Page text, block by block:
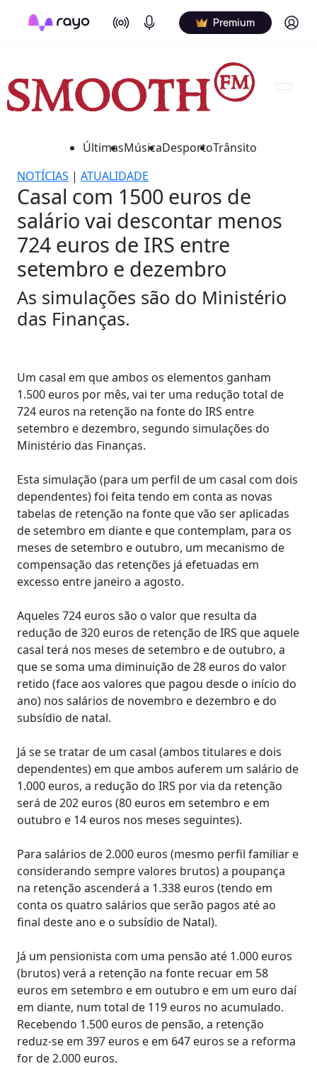
On Air Podcasts Premium Log in
ÚltimasMúsicaDesportoTrânsito
NOTÍCIAS | ATUALIDADE
Casal com 1500 euros de
salário vai descontar menos
724 euros de IRS entre
setembro e dezembro
As simulações são do Ministério
das Finanças.
Um casal em que ambos os elementos ganham
1.500 euros por mês, vai ter uma redução total de
724 euros na retenção na fonte do IRS entre
setembro e dezembro, segundo simulações do
Ministério das Finanças.
Esta simulação (para um perfil de um casal com dois
dependentes) foi feita tendo em conta as novas
tabelas de retenção na fonte que vão ser aplicadas
de setembro em diante e que contemplam, para os
meses de setembro e outubro, um mecanismo de
compensação das retenções já efetuadas em
excesso entre janeiro a agosto.
Aqueles 724 euros são o valor que resulta da
redução de 320 euros de retenção de IRS que aquele
casal terá nos meses de setembro e de outubro, a
que se soma uma diminuição de 28 euros do valor
retido (face aos valores que pagou desde o início do
ano) nos salários de novembro e dezembro e do
subsídio de natal.
Já se se tratar de um casal (ambos titulares e dois
dependentes) em que ambos auferem um salário de
1.000 euros, a redução do IRS por via da retenção
será de 202 euros (80 euros em setembro e em
outubro e 14 euros nos meses seguintes).
Para salários de 2.000 euros (mesmo perfil familiar e
considerando sempre valores brutos) a poupança
na retenção ascenderá a 1.338 euros (tendo em
conta os quatro salários que serão pagos até ao
final deste ano e o subsídio de Natal).
Já um pensionista com uma pensão até 1.000 euros
(brutos) verá a retenção na fonte recuar em 58
euros em setembro e em outubro e em um euro daí
em diante, num total de 119 euros no acumulado.
Recebendo 1.500 euros de pensão, a retenção
reduz-se em 397 euros e em 647 euros se a reforma
for de 2.000 euros.